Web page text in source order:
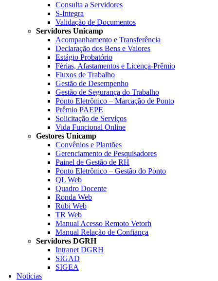
Consulta a Servidores
S-Integra
Validação de Documentos
Servidores Unicamp
Acompanhamento e Transferência
Declaração dos Bens e Valores
Estágio Probatório
Férias, Afastamentos e Licença-Prêmio
Fluxos de Trabalho
Gestão de Desempenho
Gestão de Segurança do Trabalho
Ponto Eletrônico – Marcação de Ponto
Prêmio PAEPE
Solicitação de Serviços
Vida Funcional Online
Gestores Unicamp
Convênios e Plantões
Gerenciamento de Pesquisadores
Painel de Gestão de RH
Ponto Eletrônico – Gestão do Ponto
QL Web
Quadro Docente
Ronda Web
Rubi Web
TR Web
Manual Acesso Remoto Vetorh
Manual Relação de Confiança
Servidores DGRH
Intranet DGRH
SIGAD
SIGEA
Notícias